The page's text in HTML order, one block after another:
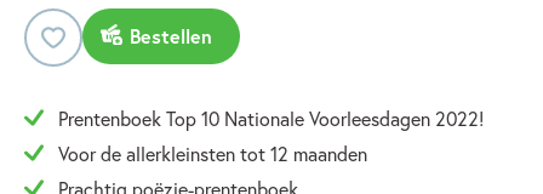
Bestellen
Prentenboek Top 10 Nationale Voorleesdagen 2022!
Voor de allerkleinsten tot 12 maanden
Prachtig poëzie-prentenboek